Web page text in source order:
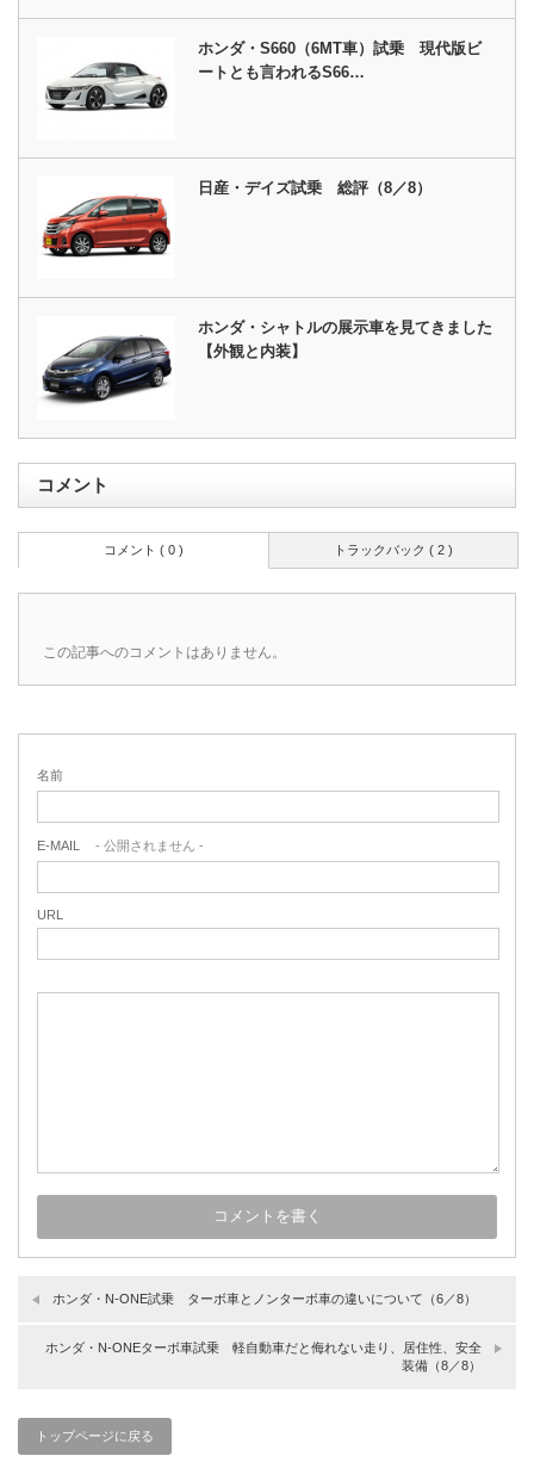
ホンダ・S660（6MT車）試乗 現代版ビ
ートとも言われるS66…
日産・デイズ試乗 総評（8／8）
ホンダ・シャトルの展示車を見てきました
【外観と内装】
コメント
トラックバック ( 2 )
コメント ( 0 )
この記事へのコメントはありません。
名前
E-MAIL - 公開されません -
URL
ホンダ・N-ONE試乗 ターボ車とノンターボ車の違いについて（6／8）
ホンダ・N-ONEターボ車試乗 軽自動車だと侮れない走り、居住性、安全
装備（8／8）
トップページに戻る